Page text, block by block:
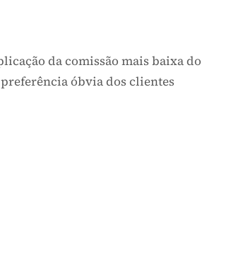
A aplicação da comissão mais baixa
à preferência óbvia dos clientes